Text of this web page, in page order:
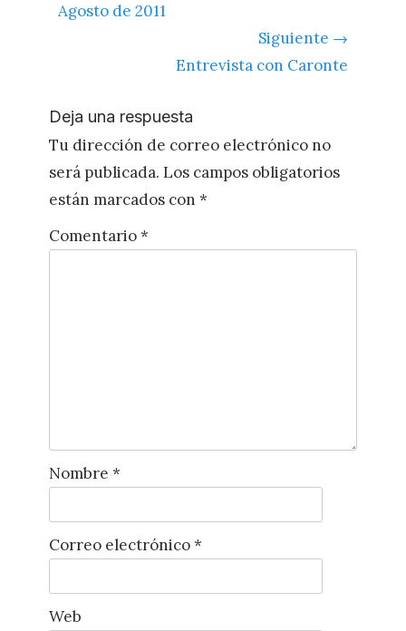
Entrada
Agosto de 2011
Siguiente →
Entrevista con Caronte
Deja una respuesta
Tu dirección de correo electrónico no
será publicada. Los campos obligatorios
están marcados con *
Comentario*
Nombre *
Correo electrónico*
Web